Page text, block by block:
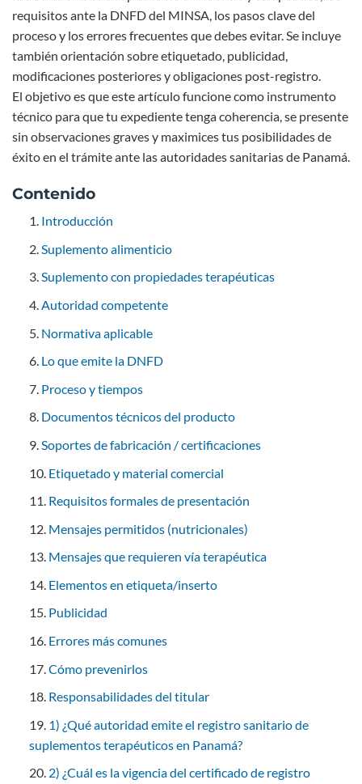
requisitos ante la DNFD del MINSA, los pasos clave del
proceso y los errores frecuentes que debes evitar. Se incluye
también orientación sobre etiquetado, publicidad,
modificaciones posteriores y obligaciones post-registro.
El objetivo es que este artículo funcione como instrumento
técnico para que tu expediente tenga coherencia, se presente
sin observaciones graves y maximices tus posibilidades de
éxito en el trámite ante las autoridades sanitarias de Panamá.
Contenido
Introducción
Suplemento alimenticio
Suplemento con propiedades terapéuticas
Autoridad competente
Normativa aplicable
Lo que emite la DNFD
Proceso y tiempos
Documentos técnicos del producto
Soportes de fabricación / certificaciones
Etiquetado y material comercial
Requisitos formales de presentación
Mensajes permitidos (nutricionales)
Mensajes que requieren vía terapéutica
Elementos en etiqueta/inserto
Publicidad
Errores más comunes
Cómo prevenirlos
Responsabilidades del titular
1) ¿Qué autoridad emite el registro sanitario de
suplementos terapéuticos en Panamá?
2) ¿Cuál es la vigencia del certificado de registro